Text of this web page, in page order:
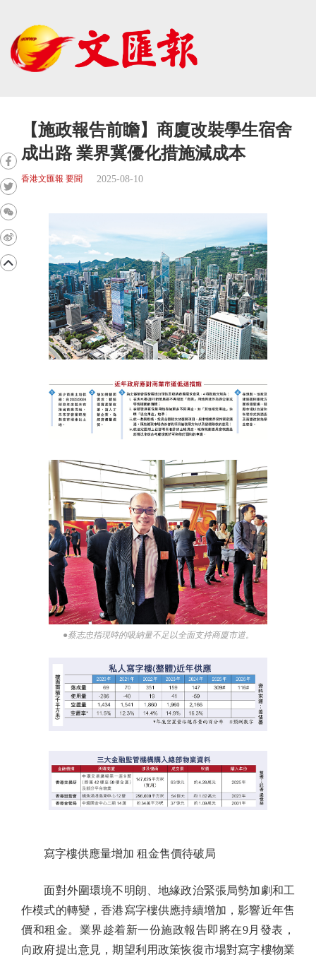
【施政報告前瞻】商廈改裝學生宿舍
成出路 業界冀優化措施減成本
香港文匯報 要聞 2025-08-10
●蔡志忠指現時的吸納量不足以全面支持商廈市道。
寫字樓供應量增加 租金售價待破局
面對外圍環境不明朗、地緣政治緊張局勢加劇和工
作模式的轉變，香港寫字樓供應持續增加，影響近年售
價和租金。業界趁着新一份施政報告即將在9月發表，
向政府提出意見，期望利用政策恢復市場對寫字樓物業